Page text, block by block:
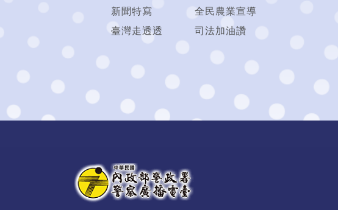
新聞特寫
臺灣走透透
全民農業宣導
司法加油讚